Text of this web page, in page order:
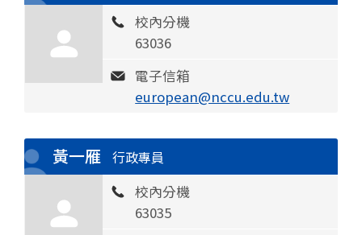
校內分機
63036
電子信箱
european@nccu.edu.tw
黃一雁 行政專員
校內分機
63035